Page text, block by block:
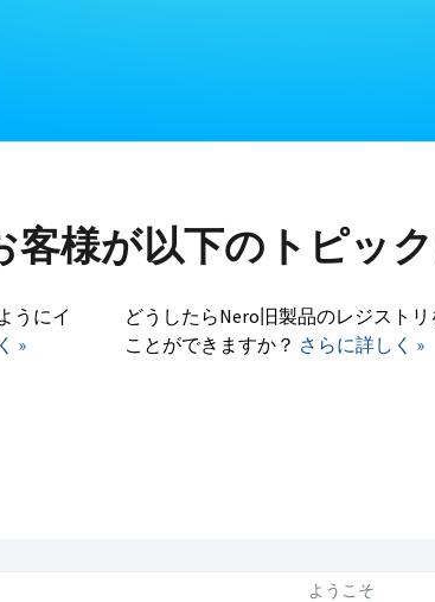
様が以下のトピッ
うにイ
»
どうしたらNero旧製品のレジスト
ことができますか？ さらに詳しく »
ようこそ